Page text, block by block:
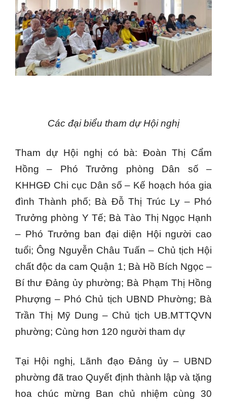
Các đại biểu tham dự Hội nghị
Tham dự Hội nghị có bà: Đoàn Thị Cẩm
Hồng – Phó Trưởng phòng Dân số –
KHHGĐ Chi cục Dân số – Kế hoạch hóa gia
đình Thành phố; Bà Đỗ Thị Trúc Ly – Phó
Trưởng phòng Y Tế; Bà Tào Thị Ngọc Hạnh
– Phó Trưởng ban đại diện Hội người cao
tuổi; Ông Nguyễn Châu Tuấn – Chủ tịch Hội
chất độc da cam Quận 1; Bà Hồ Bích Ngọc –
Bí thư Đảng ủy phường; Bà Phạm Thị Hồng
Phượng – Phó Chủ tịch UBND Phường; Bà
Trần Thị Mỹ Dung – Chủ tịch UB.MTTQVN
phường; Cùng hơn 120 người tham dự
Tại Hội nghị, Lãnh đạo Đảng ủy – UBND
phường đã trao Quyết định thành lập và tặng
hoa chúc mừng Ban chủ nhiệm cùng 30